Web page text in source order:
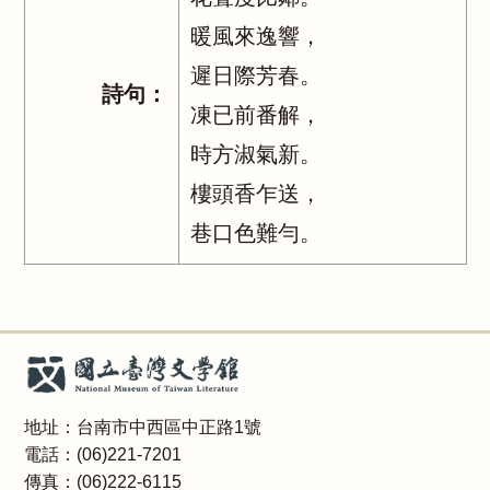
詩句：
暖風來逸響，
遲日際芳春。
凍已前番解，
時方淑氣新。
樓頭香乍送，
巷口色難勻。
地址：台南市中西區中正路1號
電話：(06)221-7201
傳真：(06)222-6115